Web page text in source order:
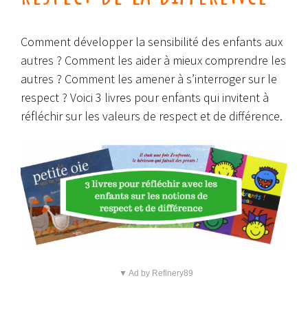
Comment développer la sensibilité des enfants aux
autres ? Comment les aider à mieux comprendre les
autres ? Comment les amener à s’interroger sur le
respect ? Voici 3 livres pour enfants qui invitent à
réfléchir sur les valeurs de respect et de différence.
▼ Ad by Refinery89